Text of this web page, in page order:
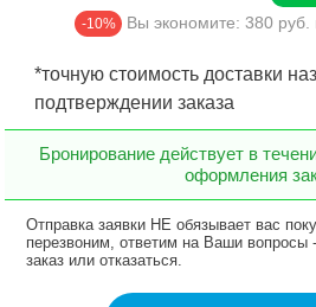
-10% Вы экономите: 380 руб.
*точную стоимость доставки
подтверждении заказа
Бронирование действует в
оформления
Отправка заявки НЕ обязывает вас
перезвоним, ответим на Ваши
заказ или отказаться.